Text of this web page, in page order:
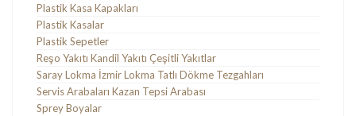
Plastik Kasa Kapakları
Plastik Kasalar
Plastik Sepetler
Reşo Yakıtı Kandil Yakıtı Çeşitli Yakıtlar
Saray Lokma İzmir Lokma Tatlı Dökme Tezgahları
Servis Arabaları Kazan Tepsi Arabası
Sprey Boyalar